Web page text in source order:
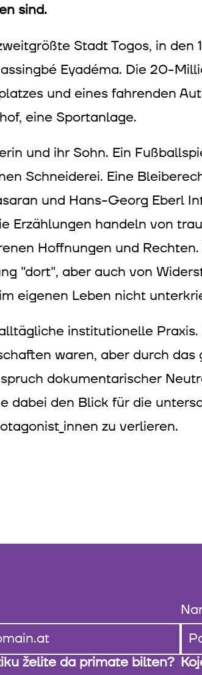
sind.
Stadt Togos, in
Eyadéma. Die 20-
und eines fahrenden
eine Sportanlage.
und ihr Sohn. Ein
Schneiderei. Eine
und Hans-Georg Eberl
Erzählungen handeln von
Hoffnungen und
"dort", aber auch von
eigenen Leben nicht
institutionelle
waren, aber durch
dokumentarischer
dabei den Blick für die
zu verlieren.
želite da primate bilten?